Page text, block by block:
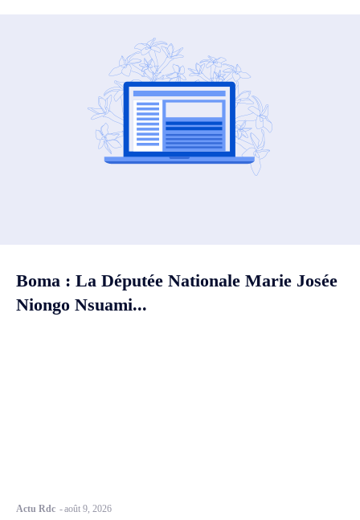
Boma : La Députée Nationale Marie Josée
Niongo Nsuami...
Actu Rdc -août 9, 2026